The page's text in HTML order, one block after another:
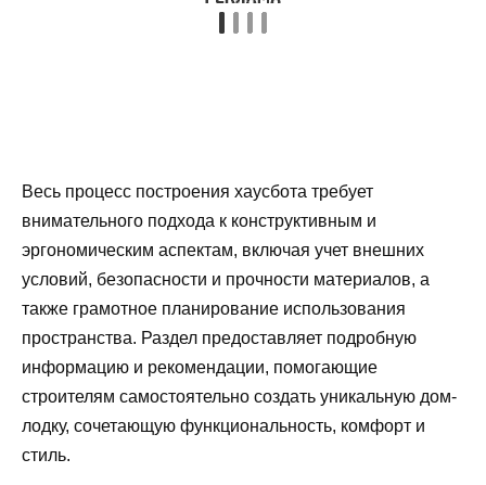
Весь процесс построения хаусбота требует
внимательного подхода к конструктивным и
эргономическим аспектам, включая учет внешних
условий, безопасности и прочности материалов, а
также грамотное планирование использования
пространства. Раздел предоставляет подробную
информацию и рекомендации, помогающие
строителям самостоятельно создать уникальную дом-
лодку, сочетающую функциональность, комфорт и
стиль.